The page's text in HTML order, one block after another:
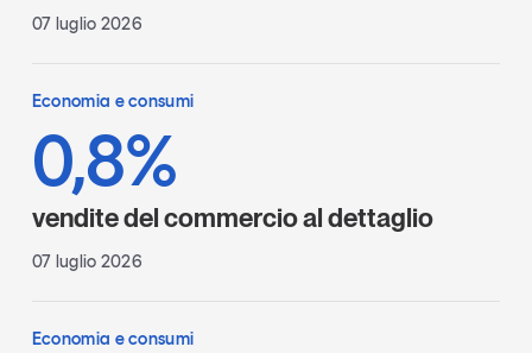
07 luglio 2026
Economia e consumi
0,8%
vendite del commercio al dettaglio
07 luglio 2026
Economia e consumi